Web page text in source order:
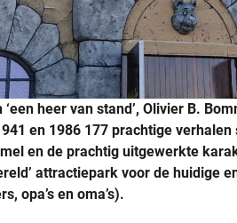
‘een heer van stand’, Olivier B.
en 1986 177 prachtige
en de prachtig uitgewerkte
attractiepark voor de huidige
opa’s en oma’s).